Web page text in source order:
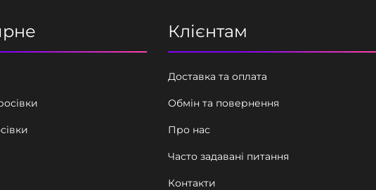
ь
к
і
Клієнтам
Доставка та оплата
Обмін та повернення
Про нас
Часто задавані питання
Контакти